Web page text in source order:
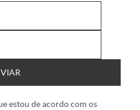
estou de acordo com os